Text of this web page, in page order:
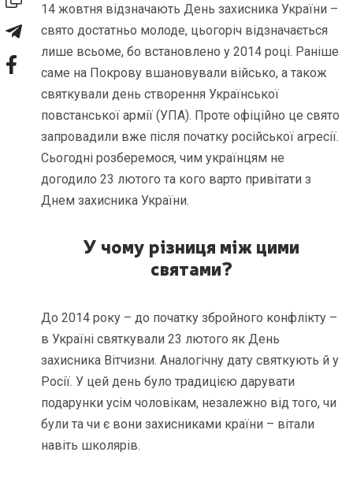
14 жовтня відзначають День захисника України –
свято достатньо молоде, цьогоріч відзначається
лише всьоме, бо встановлено у 2014 році. Раніше
саме на Покрову вшановували військо, а також
святкували день створення Української
повстанської армії (УПА). Проте офіційно це свято
запровадили вже після початку російської агресії.
Сьогодні розберемося, чим українцям не
догодило 23 лютого та кого варто привітати з
Днем захисника України.
У чому різниця між цими
святами?
До 2014 року – до початку збройного конфлікту –
в Україні святкували 23 лютого як День
захисника Вітчизни. Аналогічну дату святкують й у
Росії. У цей день було традицією дарувати
подарунки усім чоловікам, незалежно від того, чи
були та чи є вони захисниками країни – вітали
навіть школярів.